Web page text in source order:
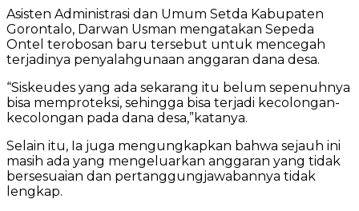
Asisten Administrasi dan Umum Setda Kabupaten
Gorontalo, Darwan Usman mengatakan Sepeda
Ontel terobosan baru tersebut untuk mencegah
terjadinya penyalahgunaan anggaran dana desa.
“Siskeudes yang ada sekarang itu belum sepenuhnya
bisa memproteksi, sehingga bisa terjadi kecolongan-
kecolongan pada dana desa,”katanya.
Selain itu, Ia juga mengungkapkan bahwa sejauh ini
masih ada yang mengeluarkan anggaran yang tidak
bersesuaian dan pertanggungjawabannya tidak
lengkap.